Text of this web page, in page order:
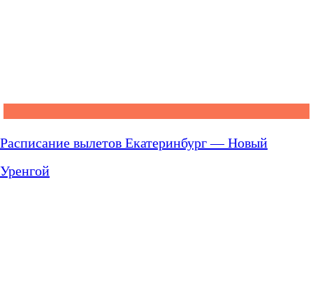
Расписание вылетов Екатеринбург — Новый
Уренгой